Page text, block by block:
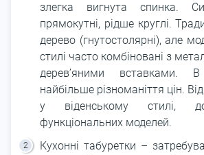
злегка вигнута спинка.
прямокутні, рідше круглі.
дерево (гнутостолярні), але
стилі часто комбіновані з
дерев’яними вставками. В
найбільше різноманіття цін.
у віденському стилі,
функціональних моделей.
Кухонні табуретки –